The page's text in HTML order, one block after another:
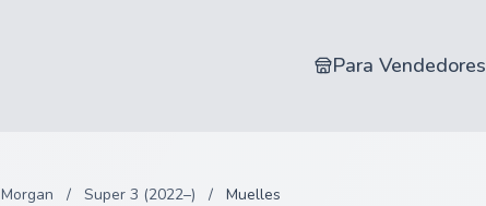
Para Vendedores
Morgan / Super 3 (2022–) / Muelles